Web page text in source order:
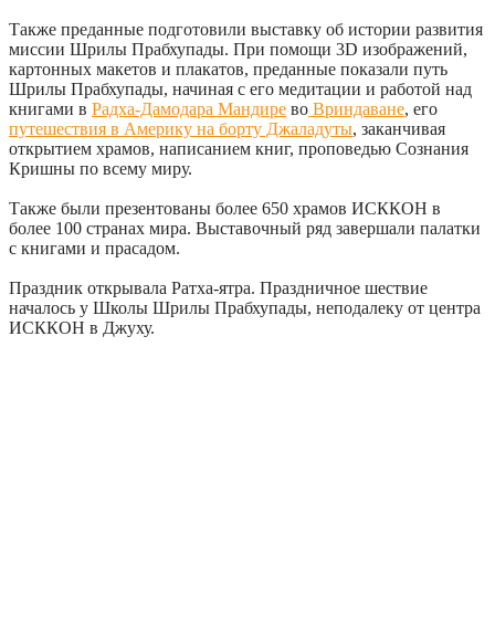
Также преданные подготовили выставку об истории развития
миссии Шрилы Прабхупады. При помощи 3D изображений,
картонных макетов и плакатов, преданные показали путь
Шрилы Прабхупады, начиная с его медитации и работой над
книгами в Радха-Дамодара Мандире во Вриндаване, его
путешествия в Америку на борту Джаладуты, заканчивая
открытием храмов, написанием книг, проповедью Сознания
Кришны по всему миру.
Также были презентованы более 650 храмов ИСККОН в
более 100 странах мира. Выставочный ряд завершали палатки
с книгами и прасадом.
Праздник открывала Ратха-ятра. Праздничное шествие
началось у Школы Шрилы Прабхупады, неподалеку от центра
ИСККОН в Джуху.